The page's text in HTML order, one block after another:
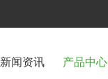
新闻资讯 产品中心